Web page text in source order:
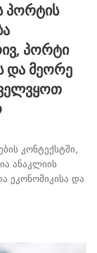
პორტის
პორტი
მეორე
კონტექსტში,
ანაკლიის
ეკონომიკისა და